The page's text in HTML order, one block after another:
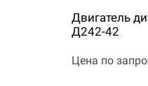
Двигатель
Д242-42
Цена по